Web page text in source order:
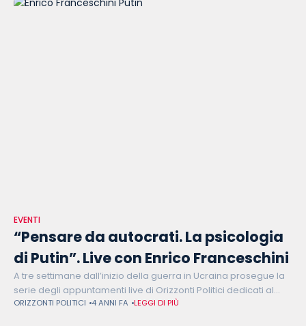
EVENTI
“Pensare da autocrati. La psicologia
di Putin”. Live con Enrico Franceschini
A tre settimane dall’inizio della guerra in Ucraina prosegue la
serie degli appuntamenti live di Orizzonti Politici dedicati al
conflitto, alle sue conseguenze e ai suoi protagonisti. Il terzo
ORIZZONTI POLITICI 4 ANNI FA LEGGI DI PIÙ